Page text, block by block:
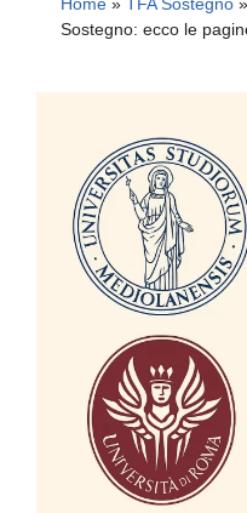
Sostegno: ecco le